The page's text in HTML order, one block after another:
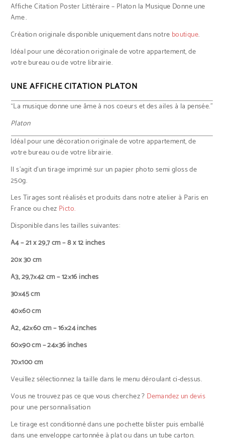
Affiche Citation Poster Littéraire – Platon la Musique Donne une
Ame…
Création originale disponible uniquement dans notre boutique.
Idéal pour une décoration originale de votre appartement, de
votre bureau ou de votre librairie.
UNE AFFICHE CITATION PLATON
“La musique donne une âme à nos coeurs et des ailes à la pensée.”
Platon
Idéal pour une décoration originale de votre appartement, de
votre bureau ou de votre librairie.
Il s’agit d’un tirage imprimé sur un papier photo semi gloss de
250g.
Les Tirages sont réalisés et produits dans notre atelier à Paris en
France ou chez Picto.
Disponible dans les tailles suivantes:
A4 – 21 x 29,7 cm – 8 x 12 inches
20x 30 cm
A3, 29,7×42 cm – 12×16 inches
30×45 cm
40×60 cm
A2, 42×60 cm – 16×24 inches
60×90 cm – 24×36 inches
70×100 cm
Veuillez sélectionnez la taille dans le menu déroulant ci-dessus.
Vous ne trouvez pas ce que vous cherchez ? Demandez un devis
pour une personnalisation
Le tirage est conditionné dans une pochette blister puis emballé
dans une enveloppe cartonnée à plat ou dans un tube carton.